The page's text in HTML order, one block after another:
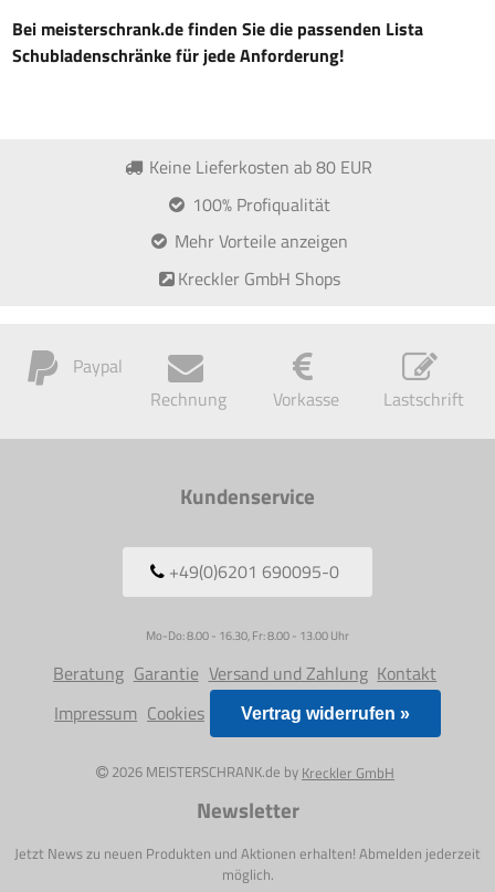
Bei meisterschrank.de finden Sie die passenden Lista
Schubladenschränke für jede Anforderung!
Keine Lieferkosten ab 80 EUR
100% Profiqualität
Mehr Vorteile anzeigen
Kreckler GmbH Shops
Paypal
Rechnung
Vorkasse Lastschrift
Kundenservice
+49(0)6201 690095-0
Mo-Do: 8.00 - 16.30, Fr: 8.00 - 13.00 Uhr
Beratung Garantie Versand und Zahlung Kontakt
Impressum Cookies Vertrag widerrufen »
2026 MEISTERSCHRANK.de by Kreckler GmbH
Newsletter
Jetzt News zu neuen Produkten und Aktionen erhalten! Abmelden jederzeit
möglich.